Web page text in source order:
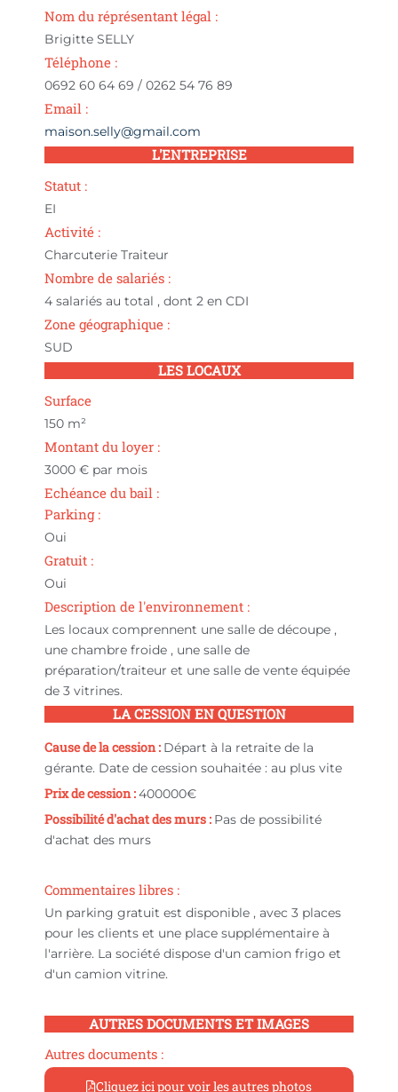
Nom du réprésentant légal :
Brigitte SELLY
Téléphone :
0692 60 64 69 / 0262 54 76 89
Email :
maison.selly@gmail.com
L'ENTREPRISE
Statut :
EI
Activité :
Charcuterie Traiteur
Nombre de salariés :
4 salariés au total , dont 2 en CDI
Zone géographique :
SUD
LES LOCAUX
Surface
150 m²
Montant du loyer :
3000 € par mois
Echéance du bail :
Parking :
Oui
Gratuit :
Oui
Description de l'environnement :
Les locaux comprennent une salle de découpe ,
une chambre froide , une salle de
préparation/traiteur et une salle de vente équipée
de 3 vitrines.
LA CESSION EN QUESTION
Cause de la cession : Départ à la retraite de la
gérante. Date de cession souhaitée : au plus vite
Prix de cession :400000€
Possibilité d'achat des murs : Pas de possibilité
d'achat des murs
Commentaires libres :
Un parking gratuit est disponible , avec 3 places
pour les clients et une place supplémentaire à
l'arrière. La société dispose d'un camion frigo et
d'un camion vitrine.
AUTRES DOCUMENTS ET IMAGES
Autres documents :
Cliquez ici pour voir les autres photos